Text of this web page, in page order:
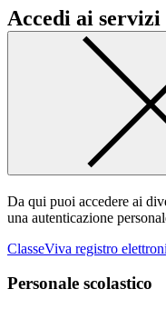
Accedi ai servizi
Da qui puoi accedere ai
una autenticazione
ClasseViva registro
Personale scolastico